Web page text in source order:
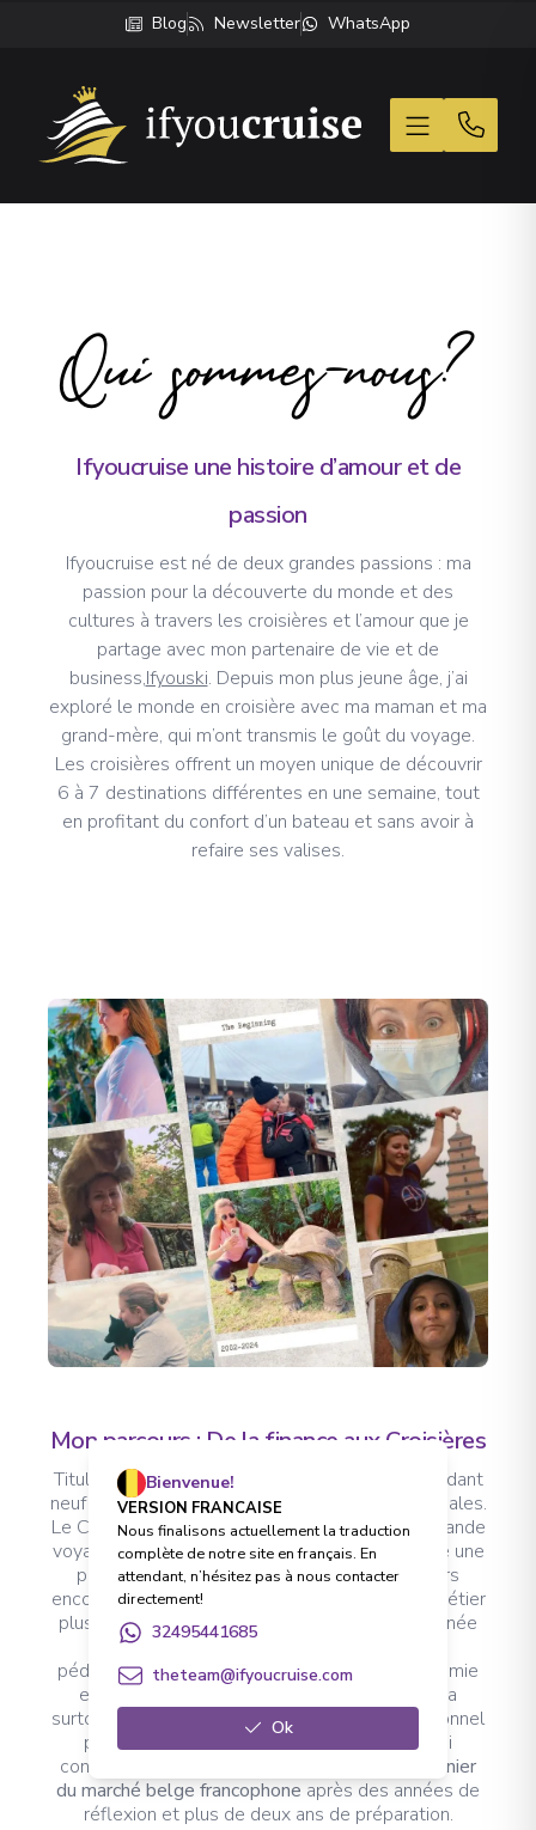
Blog Newsletter WhatsApp
If You Cruise
Qui sommes-nous?
Ifyoucruise une histoire d’amour et de
passion
Ifyoucruise est né de deux grandes passions : ma
passion pour la découverte du monde et des
cultures à travers les croisières et l’amour que je
partage avec mon partenaire de vie et de
business,Ifyouski. Depuis mon plus jeune âge, j’ai
exploré le monde en croisière avec ma maman et ma
grand-mère, qui m’ont transmis le goût du voyage.
Les croisières offrent un moyen unique de découvrir
6 à 7 destinations différentes en une semaine, tout
en profitant du confort d’un bateau et sans avoir à
refaire ses valises.
Mon parcours : De la finance aux Croisières
Titulaire d’un Master en finance, j’ai travaillé pendant
neuf ans dans deux grandes banques internationales.
Le Covid, et le décès de ma grand-mère, une grande
voyageuse et source d’inspiration, ont provoqué une
profonde remise en question. Elle m’a toujours
encouragée à suivre mes rêves. Cherchant un métier
plus authentique, je me suis naturellement tournée
vers l’enseignement et ai suivi un Master
pédagogique pour devenir professeure d’économie
et de géographie. Cependant, cette période a
surtout marqué la transition vers un projet personnel
plus ambitieux. Avec le soutien d’Ifyouski
, j’ai
concrétisé mon rêve : créer Ifyoucruise,
un pionnier
du marché belge francophone après des années de
réflexion et plus de deux ans de préparation.
Bienvenue!
VERSION FRANCAISE
Nous finalisons actuellement la traduction
complète de notre site en français. En
attendant, n’hésitez pas à nous contacter
directement!
32495441685
theteam@ifyoucruise.com
Ok